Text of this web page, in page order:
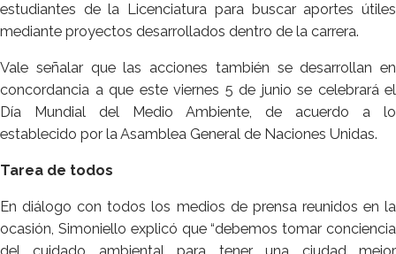
estudiantes de la Licenciatura para buscar aportes útiles
mediante proyectos desarrollados dentro de la carrera.
Vale señalar que las acciones también se desarrollan en
concordancia a que este viernes 5 de junio se celebrará el
Día Mundial del Medio Ambiente, de acuerdo a lo
establecido por la Asamblea General de Naciones Unidas.
Tarea de todos
En diálogo con todos los medios de prensa reunidos en la
ocasión, Simoniello explicó que “debemos tomar conciencia